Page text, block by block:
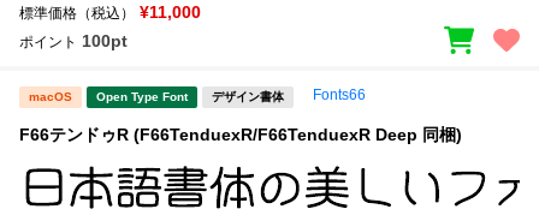
標準価格（税込） ¥11,000
ポイント 100pt
macOS Open Type Font デザイン書体 Fonts66
F66テンドゥR (F66TenduexR/F66TenduexR Deep 同梱)